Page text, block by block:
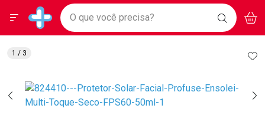
Drogarias Pacheco
Baixe nosso APP e aproveite Ofertas Exclusivas!
BAIXE
O APP
Ir direto para a home
pela página
Ir direto para o conteúdo
Ir direto para a busca
Ir direto para a conta
Ir direto para a notificações
Ir direto para o carrinho
Ir direto para o menu
Faça a sua busca
O que você precisa? BUSCAR
Menu
1 / 3